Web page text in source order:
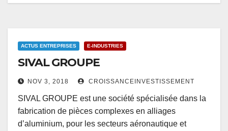
ACTUS ENTREPRISES E-INDUSTRIES
SIVAL GROUPE
NOV 3, 2018 CROISSANCEINVESTISSEMENT
SIVAL GROUPE est une société spécialisée dans la
fabrication de pièces complexes en alliages
d’aluminium, pour les secteurs aéronautique et